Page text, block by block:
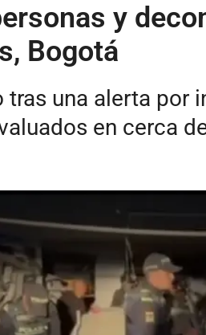
y
Bogotá
tras una alerta
en cerca